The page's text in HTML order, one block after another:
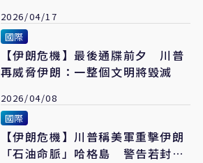
2026/04/17
國際
【伊朗危機】最後通牒前夕 川普
再威脅伊朗：一整個文明將毀滅
2026/04/08
國際
【伊朗危機】川普稱美軍重擊伊朗
「石油命脈」哈格島 警告若封鎖